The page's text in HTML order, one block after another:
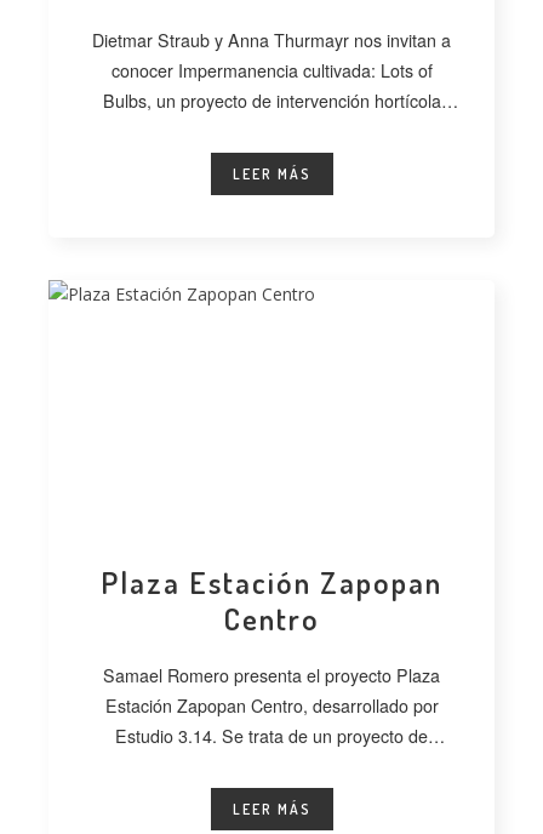
Dietmar Straub y Anna Thurmayr nos invitan a
conocer Impermanencia cultivada: Lots of
Bulbs, un proyecto de intervención hortícola
LEER MÁS
Plaza Estación Zapopan
Centro
Samael Romero presenta el proyecto Plaza
Estación Zapopan Centro, desarrollado por
Estudio 3.14. Se trata de un proyecto de
LEER MÁS